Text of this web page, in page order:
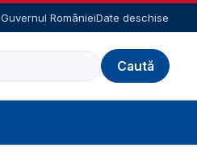
Guvernul RomânieiDate deschise